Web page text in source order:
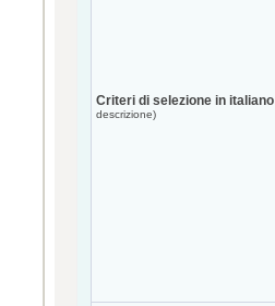
Criteri di selezione in italiano
descrizione)